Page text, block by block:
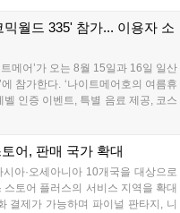
니다....
월드 335' 참가... 이용자 소
메어’가 오는 8월 15일과 16일 일산
참가한다. ‘나이트메어호의 여름휴
인증 이벤트, 특별 음료 제공, 코스
진행된다. 유명 코스어 7인이 캐릭
가능하다....
어, 판매 국가 확대
아·오세아니아 10개국을 대상으로
토어 플러스의 서비스 지역을 확대
결제가 가능하며 파이널 판타지, 니